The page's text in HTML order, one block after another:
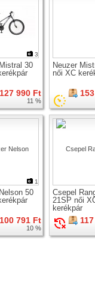
3
30
127 990 Ft
11 %
Neuzer
női XC
1
50
100 791 Ft
10 %
Csepel
21SP női
kerékpár